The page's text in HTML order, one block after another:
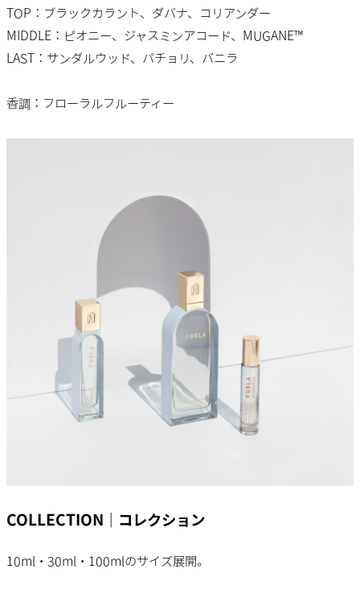
TOP：ブラックカラント、ダバナ、コリアンダー
MIDDLE：ピオニー、ジャスミンアコード、MUGANE™
LAST：サンダルウッド、パチョリ、バニラ
香調：フローラルフルーティー
COLLECTION｜コレクション
10ml・30ml・100mlのサイズ展開。